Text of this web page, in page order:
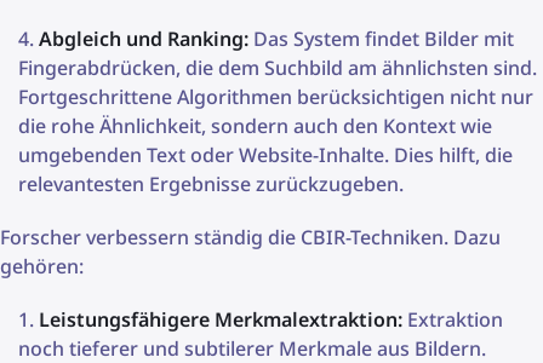
Abgleich und Ranking: Das System findet Bilder mit
Fingerabdrücken, die dem Suchbild am ähnlichsten sind.
Fortgeschrittene Algorithmen berücksichtigen nicht nur
die rohe Ähnlichkeit, sondern auch den Kontext wie
umgebenden Text oder Website-Inhalte. Dies hilft, die
relevantesten Ergebnisse zurückzugeben.
Forscher verbessern ständig die CBIR-Techniken. Dazu
gehören:
Leistungsfähigere Merkmalextraktion: Extraktion
noch tieferer und subtilerer Merkmale aus Bildern.